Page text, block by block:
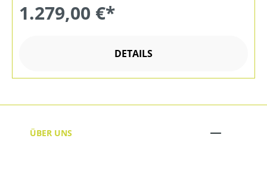
1.279,00 €*
DETAILS
ÜBER UNS